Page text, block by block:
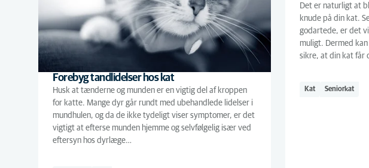
Forebyg tandlidelser hos kat
Husk at tænderne og munden er en vigtig del af kroppen
for katte. Mange dyr går rundt med ubehandlede lidelser i
mundhulen, og da de ikke tydeligt viser symptomer, er det
vigtigt at efterse munden hjemme og selvfølgelig især ved
eftersyn hos dyrlæge…
Det er naturligt at
knude på din kat.
godartede, er det
muligt. Dermed
sikre, at din kat får
Kat Seniorkat